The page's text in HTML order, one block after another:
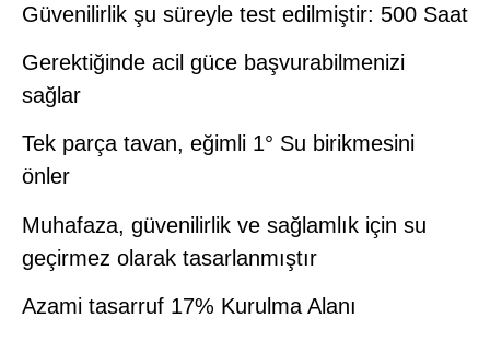
Güvenilirlik şu süreyle test edilmiştir: 500 Saat
Gerektiğinde acil güce başvurabilmenizi
sağlar
Tek parça tavan, eğimli 1° Su birikmesini
önler
Muhafaza, güvenilirlik ve sağlamlık için su
geçirmez olarak tasarlanmıştır
Azami tasarruf 17% Kurulma Alanı